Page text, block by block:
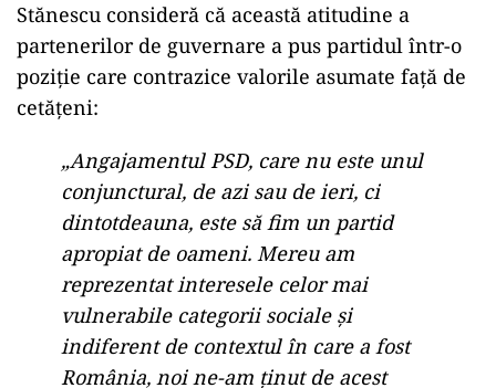
Stănescu consideră că această atitudine a
partenerilor de guvernare a pus partidul într-o
poziție care contrazice valorile asumate față de
cetățeni:
„Angajamentul PSD, care nu este unul
conjunctural, de azi sau de ieri, ci
dintotdeauna, este să fim un partid
apropiat de oameni. Mereu am
reprezentat interesele celor mai
vulnerabile categorii sociale și
indiferent de contextul în care a fost
România, noi ne-am ținut de acest